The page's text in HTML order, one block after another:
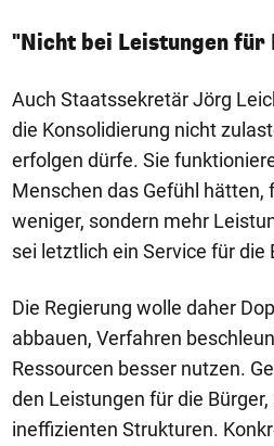
"Nicht bei Leistungen
Auch Staatssekretär Jörg
die Konsolidierung nicht
erfolgen dürfe. Sie
Menschen das Gefühl hätten,
weniger, sondern mehr
sei letztlich ein Service für die
Die Regierung wolle daher
abbauen, Verfahren
Ressourcen besser nutzen.
den Leistungen für die Bürger,
ineffizienten Strukturen.